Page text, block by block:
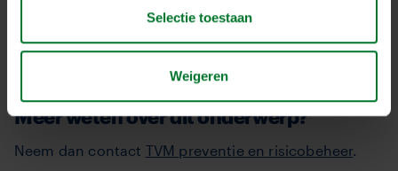
Selectie toestaan
Weigeren
Daarmee voorkomt u dat er sprake kan zijn van
Lohnfuhr en eventuele gevolgen voor uw schadelast
Meer weten over dit onderwerp?
Neem dan contact TVM preventie en risicobeheer.